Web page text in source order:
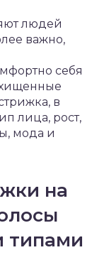
людей
важно,
себя
в
лица, рост,
мода и
на
типами